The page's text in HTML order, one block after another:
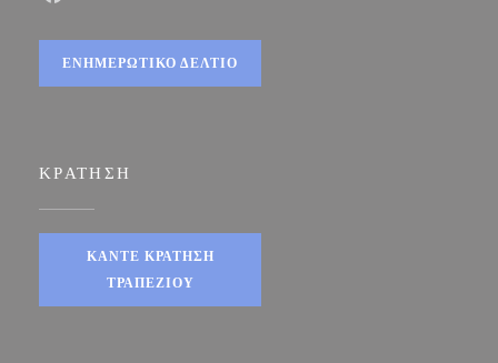
ΕΝΗΜΕΡΩΤΙΚΌ ΔΕΛΤΊΟ
ΚΡΆΤΗΣΗ
ΚΆΝΤΕ ΚΡΆΤΗΣΗ
ΤΡΑΠΕΖΙΟΎ